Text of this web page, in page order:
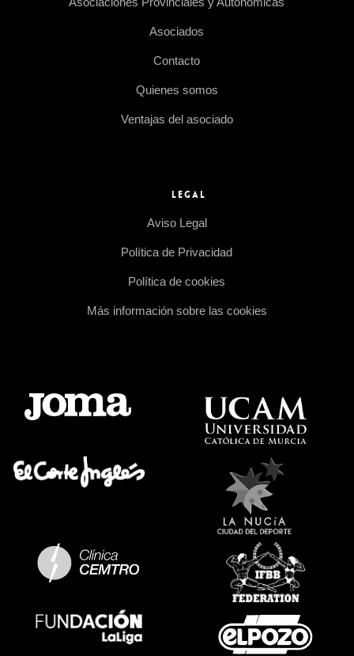
Asociados
Contacto
Quienes somos
Ventajas del asociado
LEGAL
Aviso Legal
Política de Privacidad
Política de cookies
Más información sobre las cookies